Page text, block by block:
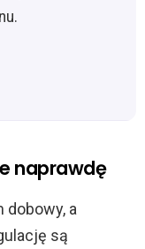
naprawdę
dobowy, a
są